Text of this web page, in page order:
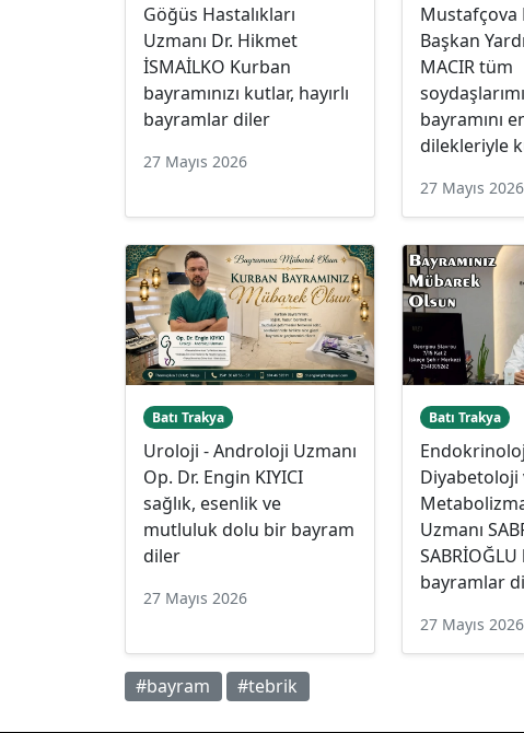
Göğüs Hastalıkları
Uzmanı Dr. Hikmet
İSMAİLKO Kurban
bayramınızı kutlar, hayırlı
bayramlar diler
27 Mayıs 2026
Mustafçova
Başkan
MACIR tüm
bayramını
dilekleriyle
27 Mayıs 2026
Batı Trakya
Uroloji - Androloji Uzmanı
Op. Dr. Engin KIYICI
sağlık, esenlik ve
mutluluk dolu bir bayram
diler
27 Mayıs 2026
Batı Trakya
Diyabetoloji
Uzmanı
SABRİOĞLU
bayramlar
27 Mayıs 2026
#bayram #tebrik